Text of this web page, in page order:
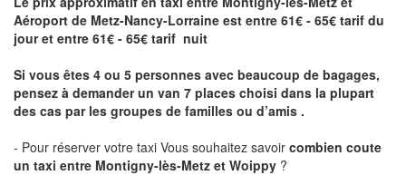
Aéroport de Metz-Nancy-Lorraine est entre 61€ - 65€ tarif du
jour et entre 61€ - 65€ tarif nuit
Si vous êtes 4 ou 5 personnes avec beaucoup de bagages,
pensez à demander un van 7 places choisi dans la plupart
des cas par les groupes de familles ou d’amis .
- Pour réserver votre taxi Vous souhaitez savoir combien coute
un taxi entre Montigny-lès-Metz et Woippy ?